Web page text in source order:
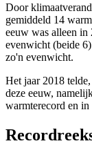
Door
gemiddeld 14
eeuw was alleen in
evenwicht (beide
zo'n evenwicht.
Het jaar 2018
deze eeuw,
warmterecord en